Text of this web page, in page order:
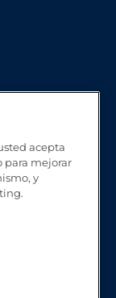
acepta
para mejorar
y